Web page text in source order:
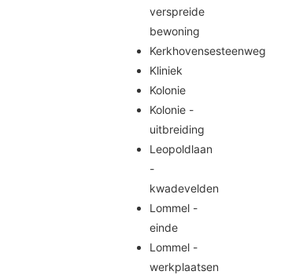
verspreide
bewoning
Kerkhovensesteenweg
Kliniek
Kolonie
Kolonie -
uitbreiding
Leopoldlaan
-
kwadevelden
Lommel -
einde
Lommel -
werkplaatsen